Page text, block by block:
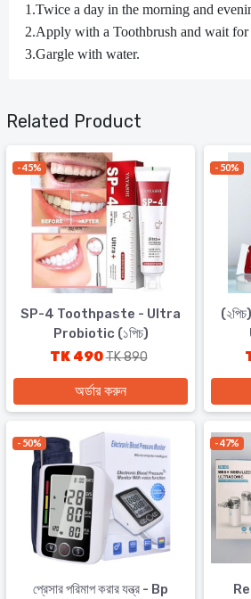
1.Twice a day in the morning and
2.Apply with a Toothbrush and wait for
3.Gargle with water.
Related Product
- 45%
SP-4 Toothpaste - Ultra
Probiotic (১পিচ)
TK 490TK 890
অর্ডার করুন
- 50%
- 50%
প্রেসার পরিমাপ করার যন্ত্র - Bp
- 47%